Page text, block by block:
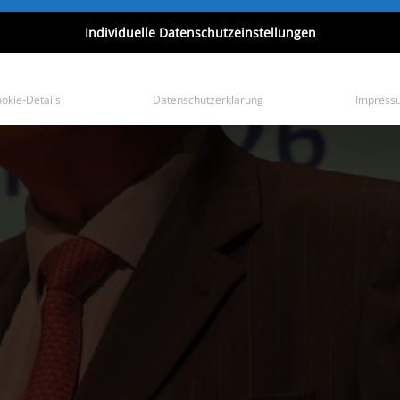
Individuelle Datenschutzeinstellungen
Details Datenschutzerklärung